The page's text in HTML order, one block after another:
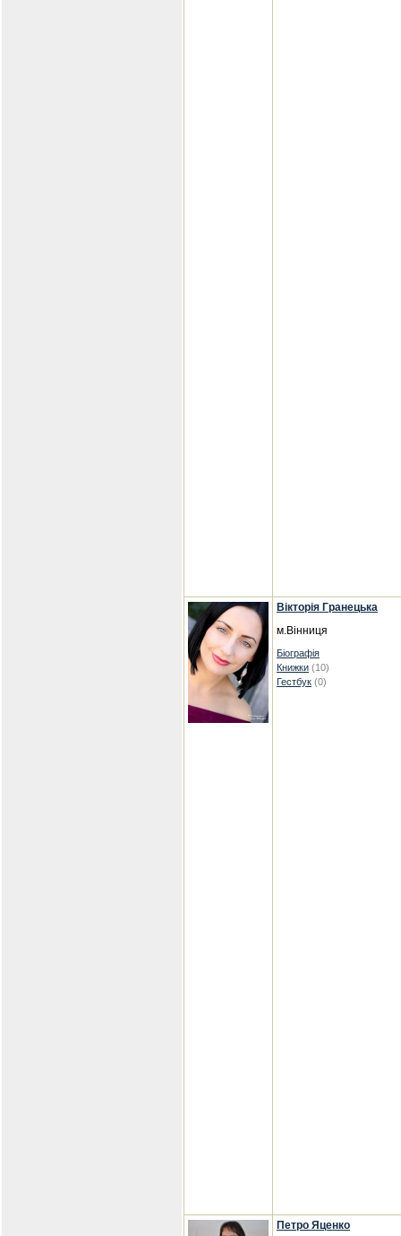
Вікторія Гранецька
м.Вінниця
Біографія
Книжки (10)
Гестбук (0)
Петро Яценко